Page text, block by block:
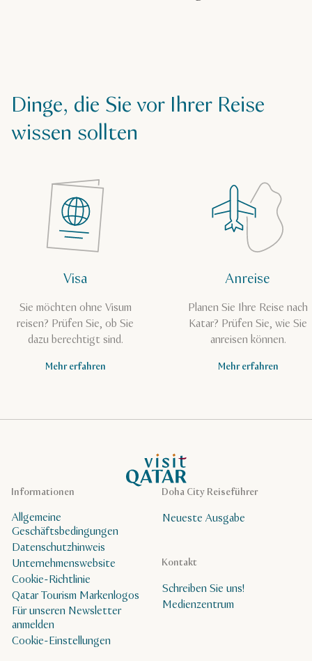
Dinge, die Sie vor Ihrer Reise
wissen sollten
Visa
Sie möchten ohne Visum
reisen? Prüfen Sie, ob Sie
dazu berechtigt sind.
Mehr erfahren
Anreise
Planen Sie Ihre Reise nach
Katar? Prüfen Sie, wie Sie
anreisen können.
Mehr erfahren
VisitQatar Homepage
Doha City Reiseführer
Neueste Ausgabe
Kontakt
Schreiben Sie uns!
Medienzentrum
Informationen
Allgemeine
Geschäftsbedingungen
Datenschutzhinweis
Unternehmenswebsite
Cookie-Richtlinie
Qatar Tourism Markenlogos
Für unseren Newsletter
anmelden
Cookie-Einstellungen